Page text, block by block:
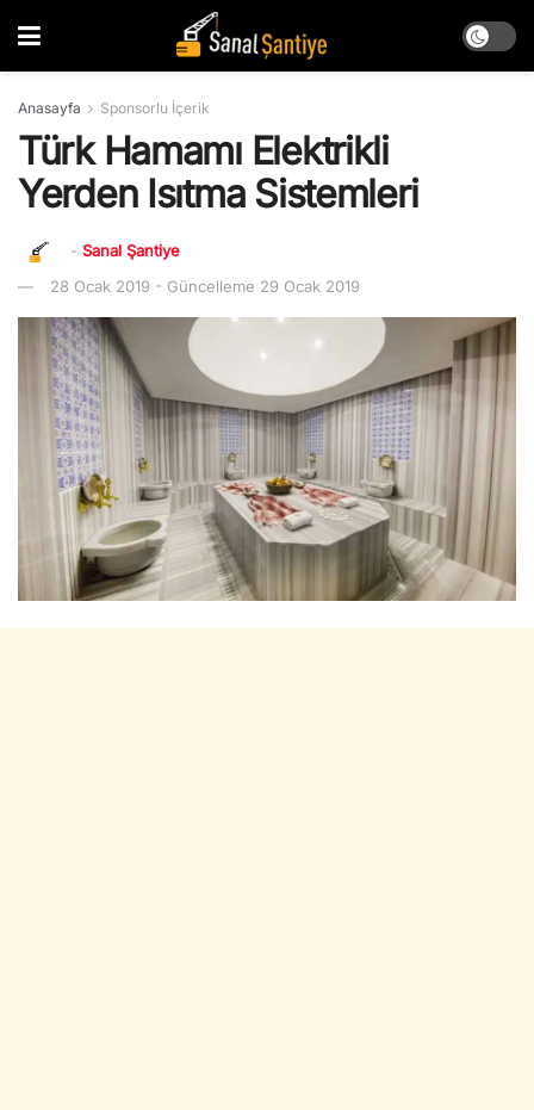
Anasayfa Sponsorlu İçerik
Türk Hamamı Elektrikli
Yerden Isıtma Sistemleri
- Sanal Şantiye
28 Ocak 2019 - Güncelleme 29 Ocak 2019